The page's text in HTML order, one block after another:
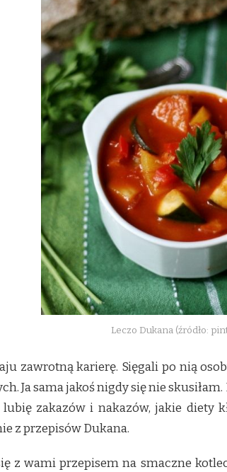
Leczo Dukana (źródło:
zawrotną karierę. Sięgali po nią
Ja sama jakoś nigdy się nie
zakazów i nakazów, jakie diety
z przepisów Dukana.
z wami przepisem na smaczne